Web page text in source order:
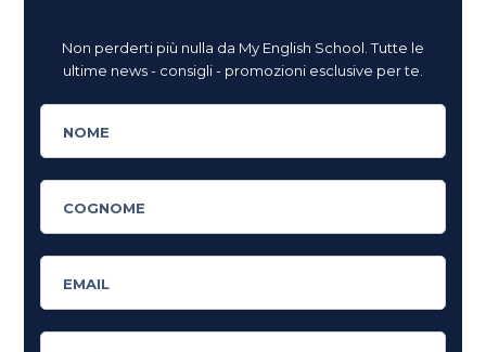
Non perderti più nulla da My English School. Tutte le
ultime news - consigli - promozioni esclusive per te.